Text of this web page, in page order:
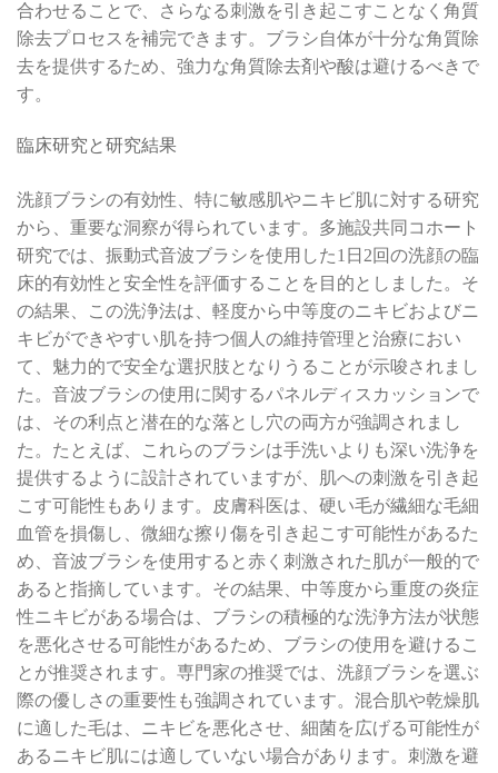
合わせることで、さらなる刺激を引き起こすことなく角質
除去プロセスを補完できます。ブラシ自体が十分な角質除
去を提供するため、強力な角質除去剤や酸は避けるべきで
す。
臨床研究と研究結果
洗顔ブラシの有効性、特に敏感肌やニキビ肌に対する研究
から、重要な洞察が得られています。多施設共同コホート
研究では、振動式音波ブラシを使用した1日2回の洗顔の臨
床的有効性と安全性を評価することを目的としました。そ
の結果、この洗浄法は、軽度から中等度のニキビおよびニ
キビができやすい肌を持つ個人の維持管理と治療におい
て、魅力的で安全な選択肢となりうることが示唆されまし
た。音波ブラシの使用に関するパネルディスカッションで
は、その利点と潜在的な落とし穴の両方が強調されまし
た。たとえば、これらのブラシは手洗いよりも深い洗浄を
提供するように設計されていますが、肌への刺激を引き起
こす可能性もあります。皮膚科医は、硬い毛が繊細な毛細
血管を損傷し、微細な擦り傷を引き起こす可能性があるた
め、音波ブラシを使用すると赤く刺激された肌が一般的で
あると指摘しています。その結果、中等度から重度の炎症
性ニキビがある場合は、ブラシの積極的な洗浄方法が状態
を悪化させる可能性があるため、ブラシの使用を避けるこ
とが推奨されます。専門家の推奨では、洗顔ブラシを選ぶ
際の優しさの重要性も強調されています。混合肌や乾燥肌
に適した毛は、ニキビを悪化させ、細菌を広げる可能性が
あるニキビ肌には適していない場合があります。刺激を避